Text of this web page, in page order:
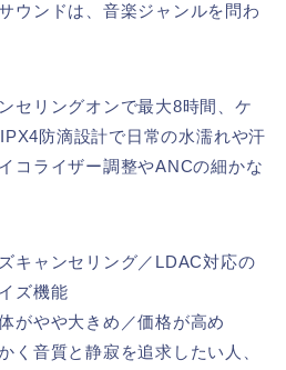
ウンドは、音楽ジャンルを問わ
セリングオンで最大8時間、ケ
防滴設計で日常の水濡れや汗
コライザー調整やANCの細かな
キャンセリング／LDAC対応の
ズ機能
がやや大きめ／価格が高め
く音質と静寂を追求したい人、